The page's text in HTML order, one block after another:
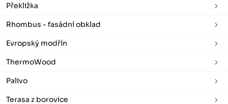
Překližka
Rhombus - fasádní obklad
Evropský modřín
ThermoWood
Palivo
Terasa z borovice